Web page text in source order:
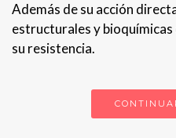
Además de su acción
estructurales y
su resistencia.